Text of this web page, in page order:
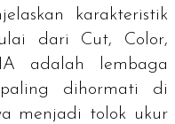
karakteristik
dari Cut, Color,
adalah lembaga
dihormati di
menjadi tolok ukur